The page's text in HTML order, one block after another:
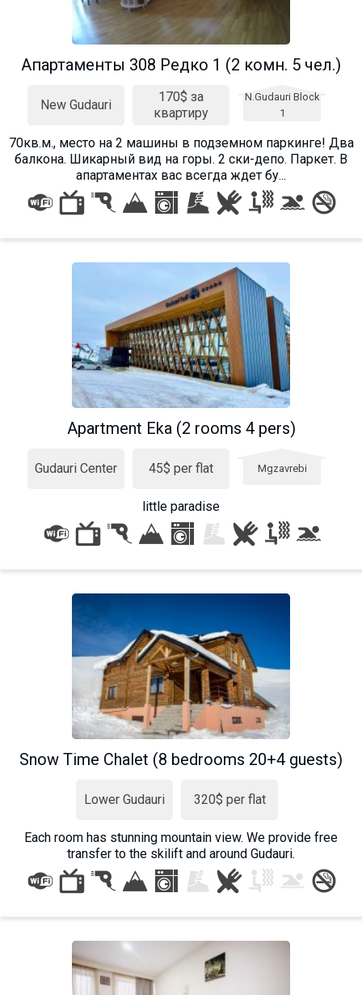
Апартаменты 308 Редко 1 (2 комн. 5 чел.)
New Gudauri
170$ за
квартиру
N.Gudauri Block
1
70кв.м., место на 2 машины в подземном паркинге! Два
балкона. Шикарный вид на горы. 2 ски-депо. Паркет. В
апартаментах вас всегда ждет бу...
Apartment Eka (2 rooms 4 pers)
Gudauri Center 45$ per flat Mgzavrebi
little paradise
Snow Time Chalet (8 bedrooms 20+4 guests)
Lower Gudauri 320$ per flat
Each room has stunning mountain view. We provide free
transfer to the skilift and around Gudauri.